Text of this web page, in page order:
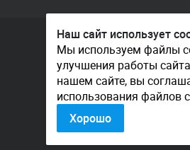
© КГАУ «Центр спортивной
Документы
Политика
Контакты
Наш сайт использует
Мы используем файлы
улучшения работы
нашем сайте, вы
использования файлов
Хорошо